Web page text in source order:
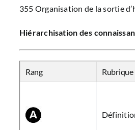
355 Organisation de la sortie
Hiérarchisation des
Rang Rubrique